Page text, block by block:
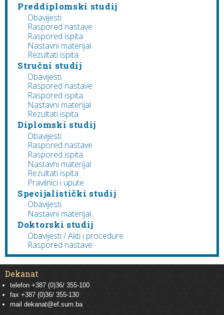
Preddiplomski studij
Obavijesti
Raspored nastave
Raspored ispita
Nastavni materijal
Rezultati ispita
Stručni studij
Obavijesti
Raspored nastave
Raspored ispita
Nastavni materijal
Rezultati ispita
Diplomski studij
Obavijesti
Raspored nastave
Raspored ispita
Nastavni materijal
Rezultati ispita
Pravilnici i upute
Specijalistički studij
Obavijesti
Nastavni materijal
Doktorski studij
Obavijesti / Akti i procedure
Raspored nastave
Dekanat
telefon +387 (0)36/ 355-100
fax +387 (0)36/ 355-130
mail dekanat@ef.sum.ba